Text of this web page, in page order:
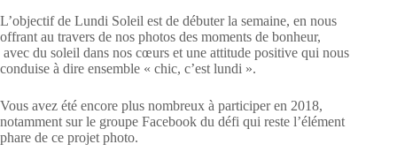
L’objectif de Lundi Soleil est de débuter la semaine, en nous
offrant au travers de nos photos des moments de bonheur,
avec du soleil dans nos cœurs et une attitude positive qui nous
conduise à dire ensemble « chic, c’est lundi ».
Vous avez été encore plus nombreux à participer en 2018,
notamment sur le groupe Facebook du défi qui reste l’élément
phare de ce projet photo.